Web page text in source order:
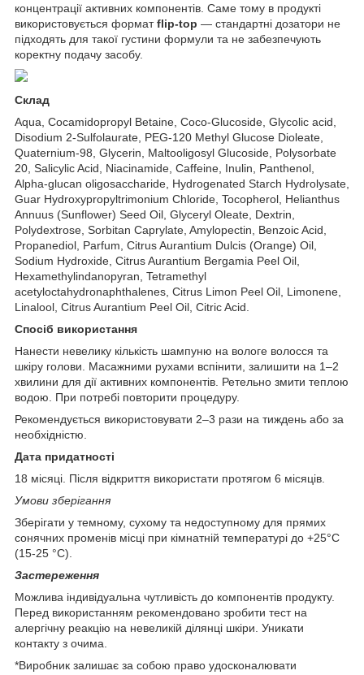
концентрації активних компонентів. Саме тому в продукті
використовується форматflip-top — стандартні дозатори не
підходять для такої густини формули та не забезпечують
коректну подачу засобу.
Склад
Aqua, Cocamidopropyl Betaine, Coco-Glucoside, Glycolic acid,
Disodium 2-Sulfolaurate, PEG-120 Methyl Glucose Dioleate,
Quaternium-98, Glycerin, Maltooligosyl Glucoside, Polysorbate
20, Salicylic Acid, Niacinamide, Caffeine, Inulin, Panthenol,
Alpha-glucan oligosaccharide, Hydrogenated Starch Hydrolysate,
Guar Hydroxypropyltrimonium Chloride, Tocopherol, Helianthus
Annuus (Sunflower) Seed Oil, Glyceryl Oleate, Dextrin,
Polydextrose, Sorbitan Caprylate, Amylopectin, Benzoic Acid,
Propanediol, Parfum, Citrus Aurantium Dulcis (Orange) Oil,
Sodium Hydroxide, Citrus Aurantium Bergamia Peel Oil,
Hexamethylindanopyran, Tetramethyl
acetyloctahydronaphthalenes, Citrus Limon Peel Oil, Limonene,
Linalool, Citrus Aurantium Peel Oil, Citric Acid.
Спосіб використання
Нанести невелику кількість шампуню на вологе волосся та
шкіру голови. Масажними рухами вспінити, залишити на 1–2
хвилини для дії активних компонентів. Ретельно змити теплою
водою. При потребі повторити процедуру.
Рекомендується використовувати 2–3 рази на тиждень або за
необхідністю.
Дата придатності
18 місяці. Після відкриття використати протягом 6 місяців.
Умови зберігання
Зберігати у темному, сухому та недоступному для прямих
сонячних променів місці при кімнатній температурі до +25°С
(15-25 °С).
Застереження
Можлива індивідуальна чутливість до компонентів продукту.
Перед використанням рекомендовано зробити тест на
алергічну реакцію на невеликій ділянці шкіри. Уникати
контакту з очима.
*Виробник залишає за собою право удосконалювати